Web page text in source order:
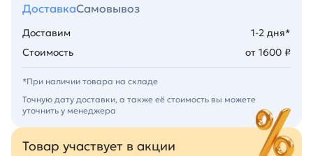
ДоставкаСамовывоз
Доставим
1-2 дня*
Стоимость
от 1600 ₽
*При наличии товара на складе
Точную дату доставки, а также её стоимость вы можете
уточнить у менеджера
Товар участвует в акции